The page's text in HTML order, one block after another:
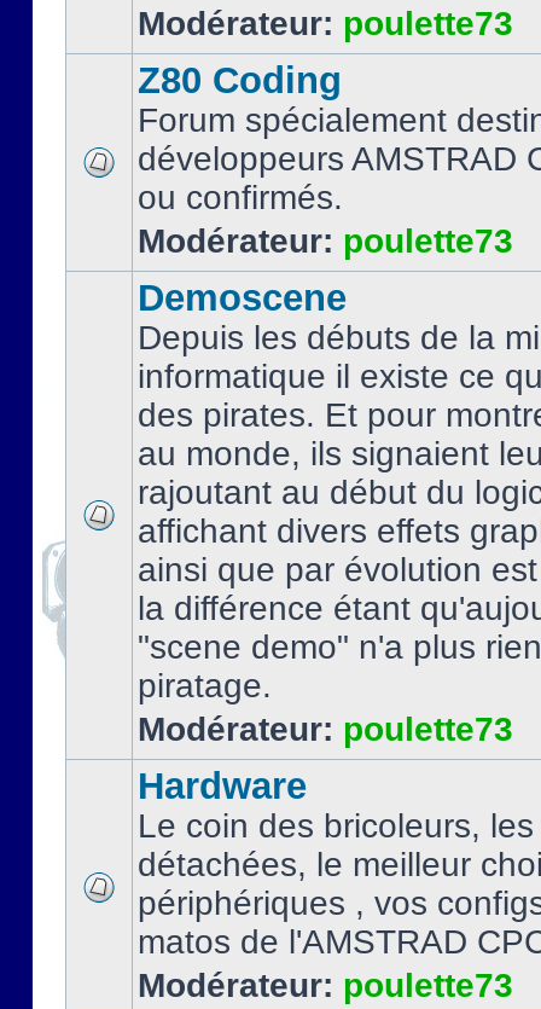
Modérateur: poulette73
Z80 Coding
Forum spécialement
développeurs AMSTRAD
ou confirmés.
Modérateur: poulette73
Demoscene
Depuis les débuts de la
informatique il existe ce
des pirates. Et pour
au monde, ils signaient
rajoutant au début du
affichant divers effets
ainsi que par évolution
la différence étant
"scene demo" n'a plus
piratage.
Modérateur: poulette73
Hardware
Le coin des bricoleurs,
détachées, le meilleur
périphériques , vos
matos de l'AMSTRAD
Modérateur: poulette73